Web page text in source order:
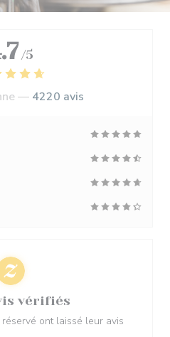
/5
— 4220 avis
vérifiés
ont laissé leur avis